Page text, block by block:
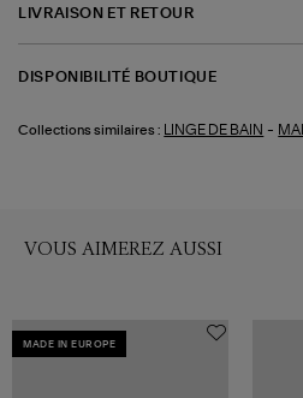
LIVRAISON ET RETOUR
DISPONIBILITÉ BOUTIQUE
Collections similaires : LINGE DE BAIN -
VOUS AIMEREZ AUSSI
MADE IN EUROPE